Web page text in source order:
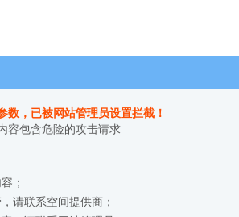
数，已被网站管理员设置拦截！
容包含危险的攻击请求
；
请联系空间提供商；